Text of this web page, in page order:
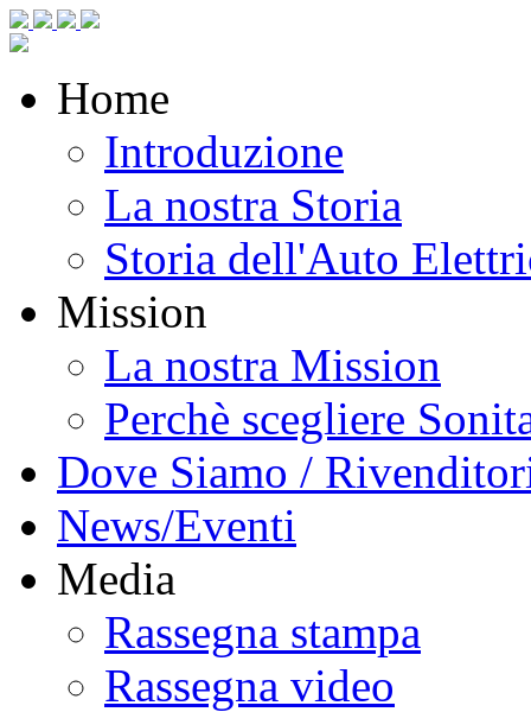
Home
Introduzione
La nostra Storia
Storia dell'Auto
Mission
La nostra Mission
Perchè scegliere
Dove Siamo /
News/Eventi
Media
Rassegna stampa
Rassegna video